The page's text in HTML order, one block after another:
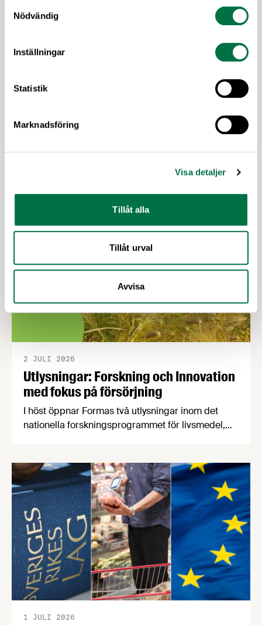
Nödvändig
Inställningar
Statistik
Marknadsföring
Visa detaljer
Tillåt alla
Tillåt urval
Avvisa
Tydlig ökning av svensk
livsmedelsexport 2025 –
Svensk livsmedelsexport ökade kraftigt under
uppgick exporten till 93 miljarder kronor, vilket
motsvarar en ökning med 10 miljarder kronor eller
12 procent jämfört med året innan. Samtidigt ökar
exportpotentialen inte tillvaratas fullt ut.
Utlysningar: Forskning och Innovation
med fokus på försörjning
2 JULI 2026
I höst öppnar Formas två utlysningar inom det
nationella forskningsprogrammet för livsmedel,
en motståndskraftig livsmedelsförsörjning", och
båda syftar till att bana väg för innovationer som
stärker Sveriges livsmedelsförsörjning.
1 JULI 2026